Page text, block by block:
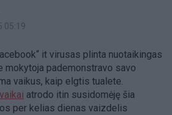
05:19
it virusas plinta nuotaikingas
mokytoja pademonstravo savo
vaikus, kaip elgtis tualete.
vaikai atrodo itin susidomėję šia
per kelias dienas vaizdelis